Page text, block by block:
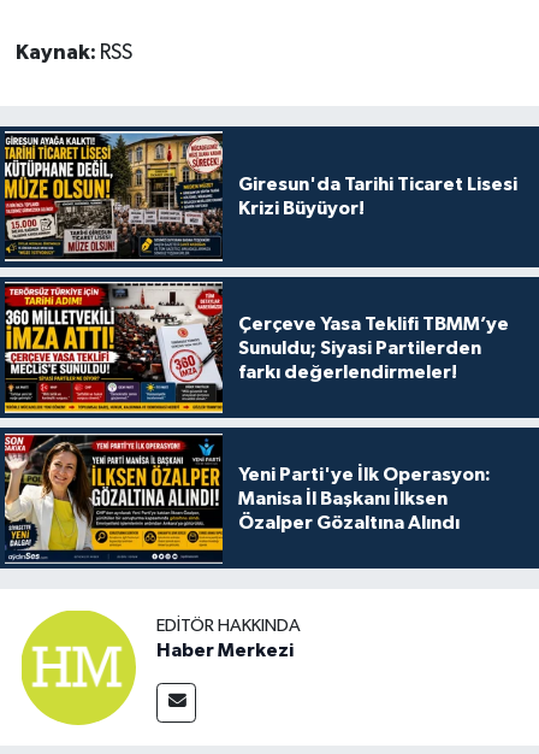
Kaynak: RSS
Giresun'da Tarihi Ticaret Lisesi
Krizi Büyüyor!
Çerçeve Yasa Teklifi TBMM’ye
Sunuldu; Siyasi Partilerden
farkı değerlendirmeler!
Yeni Parti'ye İlk Operasyon:
Manisa İl Başkanı İlksen
Özalper Gözaltına Alındı
EDITÖR HAKKINDA
Haber Merkezi